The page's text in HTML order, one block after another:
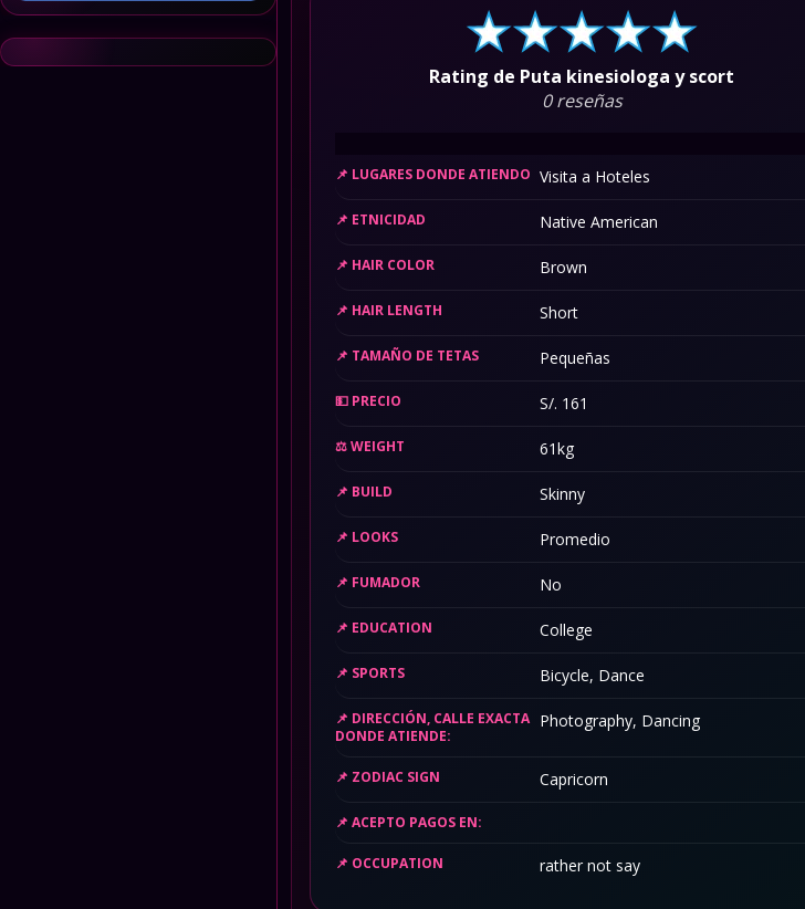
Rating de Puta kinesiologa y scort
0 reseñas
LUGARES DONDE ATIENDO Visita a Hoteles
ETNICIDAD Native American
HAIR COLOR Brown
HAIR LENGTH Short
TAMAÑO DE TETAS Pequeñas
PRECIO S/. 161
WEIGHT 61kg
BUILD Skinny
LOOKS Promedio
FUMADOR No
EDUCATION College
SPORTS Bicycle, Dance
DIRECCIÓN, CALLE EXACTA
DONDE ATIENDE:
Photography, Dancing
ZODIAC SIGN Capricorn
ACEPTO PAGOS EN:
OCCUPATION rather not say